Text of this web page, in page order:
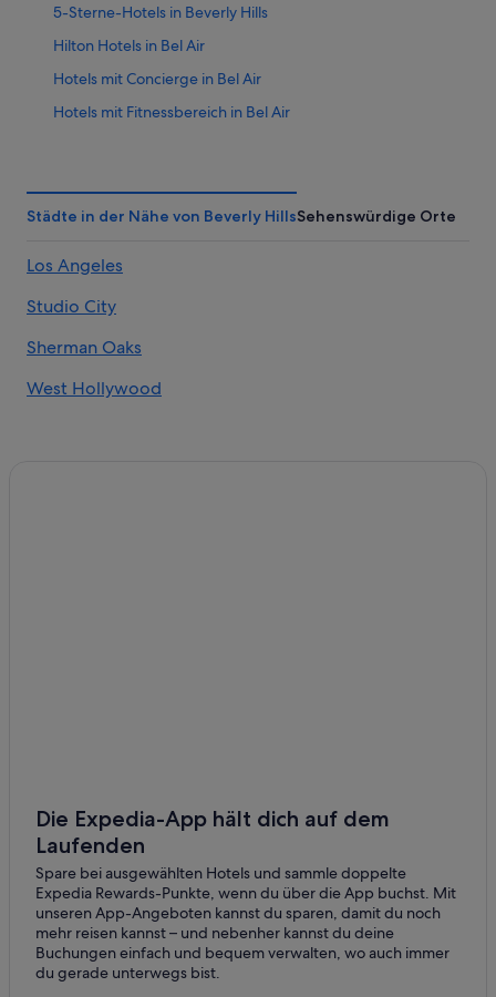
5-Sterne-Hotels in Beverly Hills
Hilton Hotels in Bel Air
Hotels mit Concierge in Bel Air
Hotels mit Fitnessbereich in Bel Air
Haustierfreundliche in Bel Air
Aparthotels in Beverly Hills
Ferienwohnungen in Beverly Hills
B&B in Beverly Hills
Villen in Beverly Hills
Wohnungen in Beverly Hills
Hotels nahe Hollywood Boulevard
Hollywood Hills West: Hotels
Design Hotels in Holmby Hills
Innenstadt von Culver City: Hotels
Städte in der Nähe von Beverly HillsSehenswürdige Orte
Los Angeles
Studio City
Sherman Oaks
West Hollywood
Die Expedia-App hält dich auf dem
Laufenden
Spare bei ausgewählten Hotels und sammle doppelte
Expedia Rewards-Punkte, wenn du über die App buchst. Mit
unseren App-Angeboten kannst du sparen, damit du noch
mehr reisen kannst – und nebenher kannst du deine
Buchungen einfach und bequem verwalten, wo auch immer
du gerade unterwegs bist.